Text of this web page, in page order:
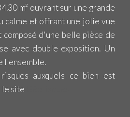
m² ouvrant sur une grande
calme et offrant une jolie vue
composé d'une belle pièce de
avec double exposition. Un
l'ensemble.
auxquels ce bien est
le site